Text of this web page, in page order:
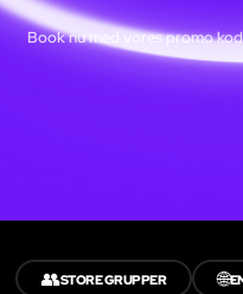
Book nu med vores promo
👥STORE GRUPPER 🌐